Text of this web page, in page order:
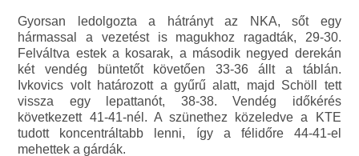
Gyorsan ledolgozta a hátrányt az NKA, sőt egy
hármassal a vezetést is magukhoz ragadták, 29-30.
Felváltva estek a kosarak, a második negyed derekán
két vendég büntetőt követően 33-36 állt a táblán.
Ivkovics volt határozott a gyűrű alatt, majd Schöll tett
vissza egy lepattanót, 38-38. Vendég időkérés
következett 41-41-nél. A szünethez közeledve a KTE
tudott koncentráltabb lenni, így a félidőre 44-41-el
mehettek a gárdák.